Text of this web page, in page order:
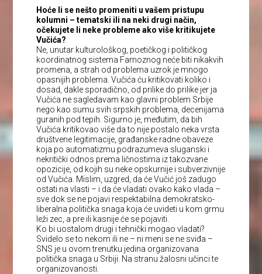
Hoće li se nešto promeniti u vašem pristupu
kolumni – tematski ili na neki drugi način,
očekujete li neke probleme ako više kritikujete
Vučića?
Ne, unutar kulturološkog, poetičkog i političkog
koordinatnog sistema Famoznog neće biti nikakvih
promena, a strah od problema uzrok je mnogo
opasnijih problema. Vučića ću kritikovati koliko i
dosad, dakle sporadično, od prilike do prilike jer ja
Vučića ne sagledavam kao glavni problem Srbije
nego kao sumu svih srpskih problema, decenijama
guranih pod tepih. Sigurno je, međutim, da bih
Vučića kritikovao više da to nije postalo neka vrsta
društvene legitimacije, građanske radne obaveze
koja po automatizmu podrazumeva sluganski i
nekritički odnos prema ličnostima iz takozvane
opozicije, od kojih su neke opskurnije i subverzivnije
od Vučića. Mislim, uzgred, da će Vučić još zadugo
ostati na vlasti – i da će vladati ovako kako vlada –
sve dok se ne pojavi respektabilna demokratsko-
liberalna politička snaga koja će uvideti u kom grmu
leži zec, a pre ili kasnije će se pojaviti.
Ko bi uostalom drugi i tehnički mogao vladati?
Svidelo se to nekom ili ne – ni meni se ne sviđa –
SNS je u ovom trenutku jedina organizovana
politička snaga u Srbiji. Na stranu žalosni učinci te
organizovanosti.